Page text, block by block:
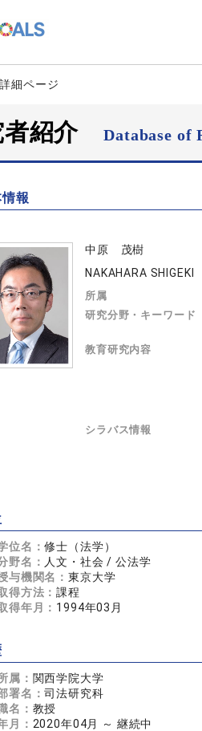
詳細ページ
者紹介Database of
報
中原 茂樹
NAKAHARA SHIGEKI
所属
研究分野・キーワード
教育研究内容
シラバス情報
位名：修士（法学）
野名： 人文・社会 / 公法学
与機関名：東京大学
得方法：課程
得年月： 1994年03月
属： 関西学院大学
署名：司法研究科
名： 教授
月： 2020年04月 ～ 継続中